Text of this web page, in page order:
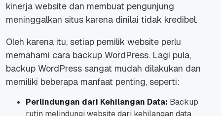
kinerja website dan membuat pengunjung
meninggalkan situs karena dinilai tidak kredibel.
Oleh karena itu, setiap pemilik website perlu
memahami cara backup WordPress. Lagi pula,
backup WordPress sangat mudah dilakukan dan
memiliki beberapa manfaat penting, seperti:
Perlindungan dari Kehilangan Data: Backup